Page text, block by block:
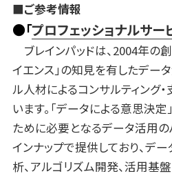
■ご参考情報
●「プロフェッショナルサー
ブレインパッドは、2004年の
イエンス」の知見を有したデー
ル人材によるコンサルティング
います。「データによる意思決
ために必要となるデータ活用の
インナップで提供しており、デ
析、アルゴリズム開発、活用基